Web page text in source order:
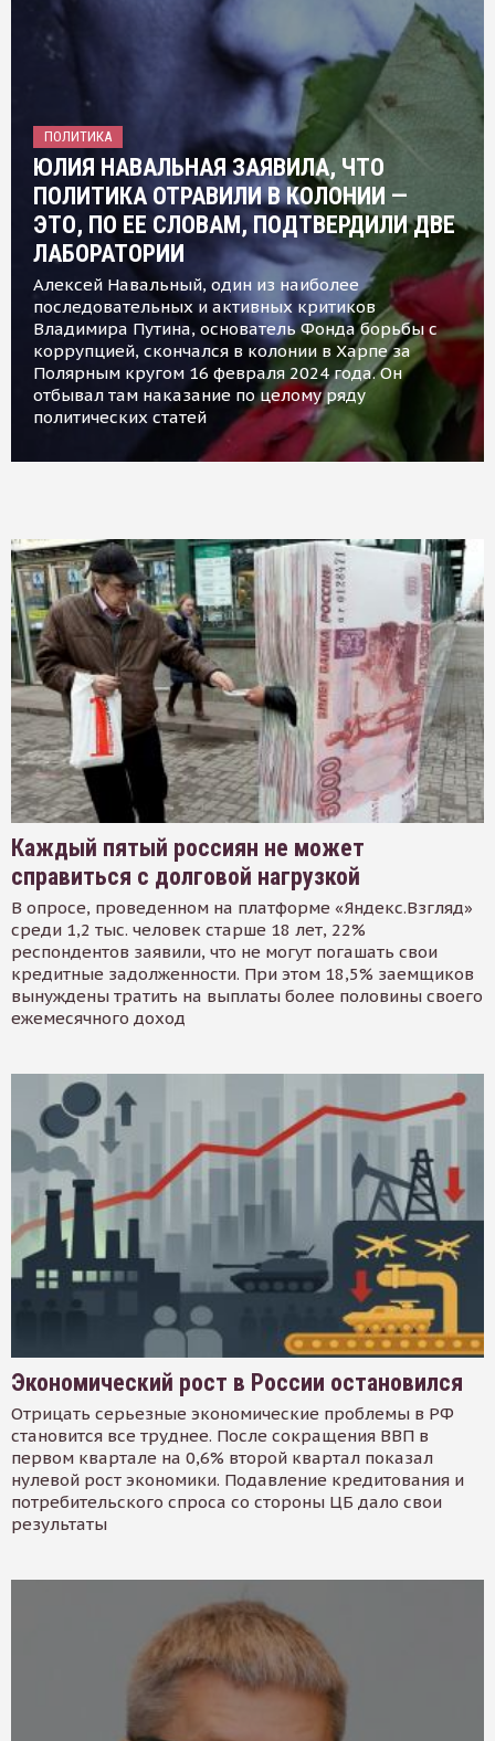
ПОЛИТИКА
ЮЛИЯ НАВАЛЬНАЯ ЗАЯВИЛА, ЧТО
ПОЛИТИКА ОТРАВИЛИ В КОЛОНИИ —
ЭТО, ПО ЕЕ СЛОВАМ, ПОДТВЕРДИЛИ ДВЕ
ЛАБОРАТОРИИ
Алексей Навальный, один из наиболее
последовательных и активных критиков
Владимира Путина, основатель Фонда борьбы с
коррупцией, скончался в колонии в Харпе за
Полярным кругом 16 февраля 2024 года. Он
отбывал там наказание по целому ряду
политических статей
Каждый пятый россиян не может
справиться с долговой нагрузкой
В опросе, проведенном на платформе «Яндекс.Взгляд»
среди 1,2 тыс. человек старше 18 лет, 22%
респондентов заявили, что не могут погашать свои
кредитные задолженности. При этом 18,5% заемщиков
вынуждены тратить на выплаты более половины своего
ежемесячного доход
Экономический рост в России остановился
Отрицать серьезные экономические проблемы в РФ
становится все труднее. После сокращения ВВП в
первом квартале на 0,6% второй квартал показал
нулевой рост экономики. Подавление кредитования и
потребительского спроса со стороны ЦБ дало свои
результаты